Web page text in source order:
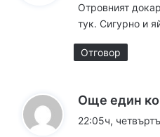
а
Отровният
тук. Сигурно и
Отговор
Още един
22:05ч,